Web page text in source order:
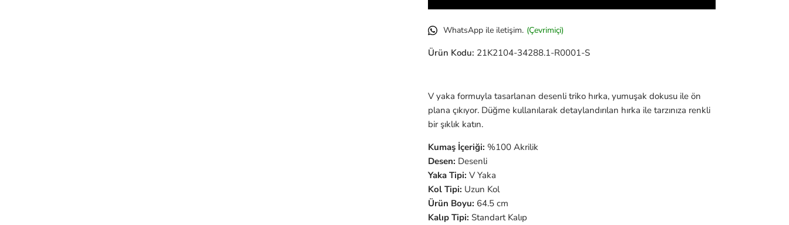
WhatsApp ile iletişim. (Çevrimiçi)
Ürün Kodu: 21K2104-34288.1-R0001-S
V yaka formuyla tasarlanan desenli triko hırka, yumuşak dokusu ile ön
plana çıkıyor. Düğme kullanılarak detaylandırılan hırka ile tarzınıza renkli
bir şıklık katın.
Kumaş İçeriği: %100 Akrilik
Desen: Desenli
Yaka Tipi: V Yaka
Kol Tipi: Uzun Kol
Ürün Boyu: 64.5 cm
Kalıp Tipi: Standart Kalıp